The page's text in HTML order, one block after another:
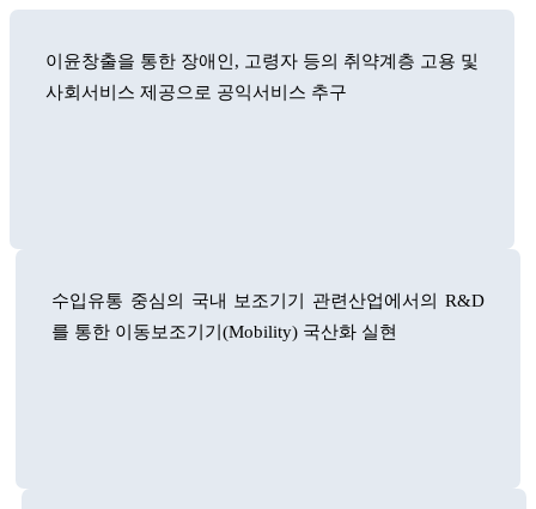
이윤창출을 통한 장애인, 고령자 등의 취약계층 고용 및
사회서비스 제공으로 공익서비스 추구
수입유통 중심의 국내 보조기기 관련산업에서의 R&D
를 통한 이동보조기기(Mobility) 국산화 실현